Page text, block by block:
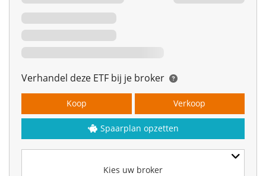
Verhandel deze ETF bij je broker
Kies uw broker
Koop Verkoop
Spaarplan opzetten